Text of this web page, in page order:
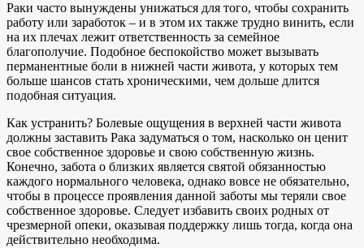
Раки часто вынуждены унижаться для того, чтобы сохранить
работу или заработок – и в этом их также трудно винить, если
на их плечах лежит ответственность за семейное
благополучие. Подобное беспокойство может вызывать
перманентные боли в нижней части живота, у которых тем
больше шансов стать хроническими, чем дольше длится
подобная ситуация.
Как устранить? Болевые ощущения в верхней части живота
должны заставить Рака задуматься о том, насколько он ценит
свое собственное здоровье и свою собственную жизнь.
Конечно, забота о близких является святой обязанностью
каждого нормального человека, однако вовсе не обязательно,
чтобы в процессе проявления данной заботы мы теряли свое
собственное здоровье. Следует избавить своих родных от
чрезмерной опеки, оказывая поддержку лишь тогда, когда она
действительно необходима.